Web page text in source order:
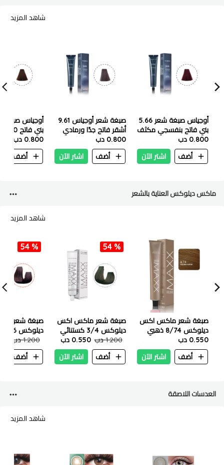
شاهد المزيد
أوجياس صبغة شعر 5.66
بني فاتح بنفسجي مكثف
100 مل
0.800 دب
أضف
اشتر الآن
صبغة شعر أوجياس 9.61
أشقر فاتح جدًا ورمادي
بنفسجي 100 مل
0.800 دب
أضف
اشتر الآن
بني فاتح 100 مل
0.800 دب
أضف
ماكس ديلوكس العناية بالشعر
شاهد المزيد
صبغة شعر ماكس اكس
ديلوكس 8/74 ذهبي
ساطع 100 مل
0.550 دب
أضف
اشتر الآن
54 %
صبغة شعر ماكس اكس
ديلوكس 3/4 كستنائي
غامق 100 مل
1.200 دب
0.550 دب
أضف
اشتر الآن
54 %
صبغة شعر
برونزي 100 مل
1.200 دب
أضف
العدسات اللاصقة
شاهد المزيد